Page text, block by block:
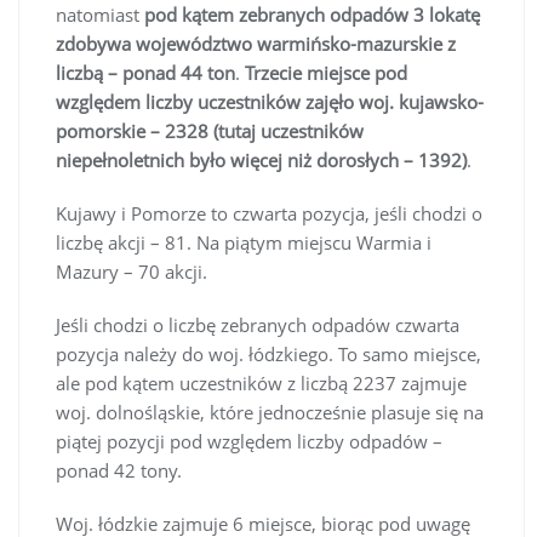
natomiast pod kątem zebranych odpadów 3 lokatę
zdobywa województwo warmińsko-mazurskie z
liczbą – ponad 44 ton. Trzecie miejsce pod
względem liczby uczestników zajęło woj. kujawsko-
pomorskie – 2328 (tutaj uczestników
niepełnoletnich było więcej niż dorosłych – 1392).
Kujawy i Pomorze to czwarta pozycja, jeśli chodzi o
liczbę akcji – 81. Na piątym miejscu Warmia i
Mazury – 70 akcji.
Jeśli chodzi o liczbę zebranych odpadów czwarta
pozycja należy do woj. łódzkiego. To samo miejsce,
ale pod kątem uczestników z liczbą 2237 zajmuje
woj. dolnośląskie, które jednocześnie plasuje się na
piątej pozycji pod względem liczby odpadów –
ponad 42 tony.
Woj. łódzkie zajmuje 6 miejsce, biorąc pod uwagę